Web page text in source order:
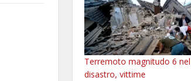
Terremoto magnitudo 6
disastro, vittime